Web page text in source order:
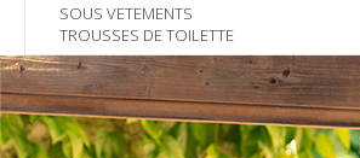
SOUS VETEMENTS
TROUSSES DE TOILETTE